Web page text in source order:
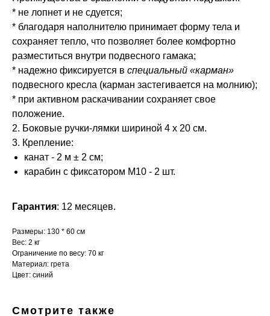
* не лопнет и не сдуется;
* благодаря наполнителю принимает форму тела и
сохраняет тепло, что позволяет более комфортно
разместиться внутри подвесного гамака;
* надежно фиксируется в специальный «карман»
подвесного кресла (карман застегивается на молнию);
* при активном раскачивании сохраняет свое
положение.
2. Боковые ручки-лямки шириной 4 х 20 см.
3. Крепление:
канат - 2 м ± 2 см;
карабин с фиксатором М10 - 2 шт.
Гарантия: 12 месяцев.
Размеры: 130 * 60 см
Вес: 2 кг
Ограничение по весу: 70 кг
Материал: грета
Цвет: синий
Смотрите также